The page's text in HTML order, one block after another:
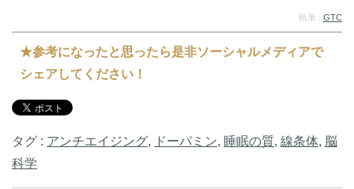
執筆 : GTC
★参考になったと思ったら是非ソーシャルメディアで
シェアしてください！
タグ : アンチエイジング, ドーパミン, 睡眠の質, 線条体, 脳
科学